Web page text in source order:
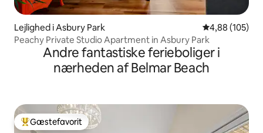
Lejlighed i Asbury Park 4,88 ud af 5 i
4,88 (105)
Peachy Private Studio Apartment in Asbury Park
Andre fantastiske ferieboliger i
nærheden af Belmar Beach
Bedste gæstefavorit
Gæstefavorit